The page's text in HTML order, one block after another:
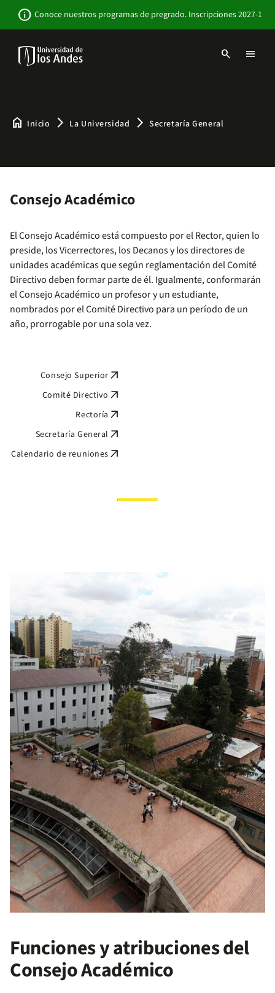
contenido
info Conoce nuestros programas de pregrado. Inscripciones 2027-1
search menu
home Inicio arrow_forward_ios La Universidad arrow_forward_ios Secretaría General
Consejo Académico
El Consejo Académico está compuesto por el Rector, quien lo
preside, los Vicerrectores, los Decanos y los directores de
unidades académicas que según reglamentación del Comité
Directivo deben formar parte de él. Igualmente, conformarán
el Consejo Académico un profesor y un estudiante,
nombrados por el Comité Directivo para un período de un
año, prorrogable por una sola vez.
Consejo Superior arrow_outward
Comité Directivo arrow_outward
Rectoría arrow_outward
Secretaría General arrow_outward
Calendario de reuniones arrow_outward
Funciones y atribuciones del
Consejo Académico